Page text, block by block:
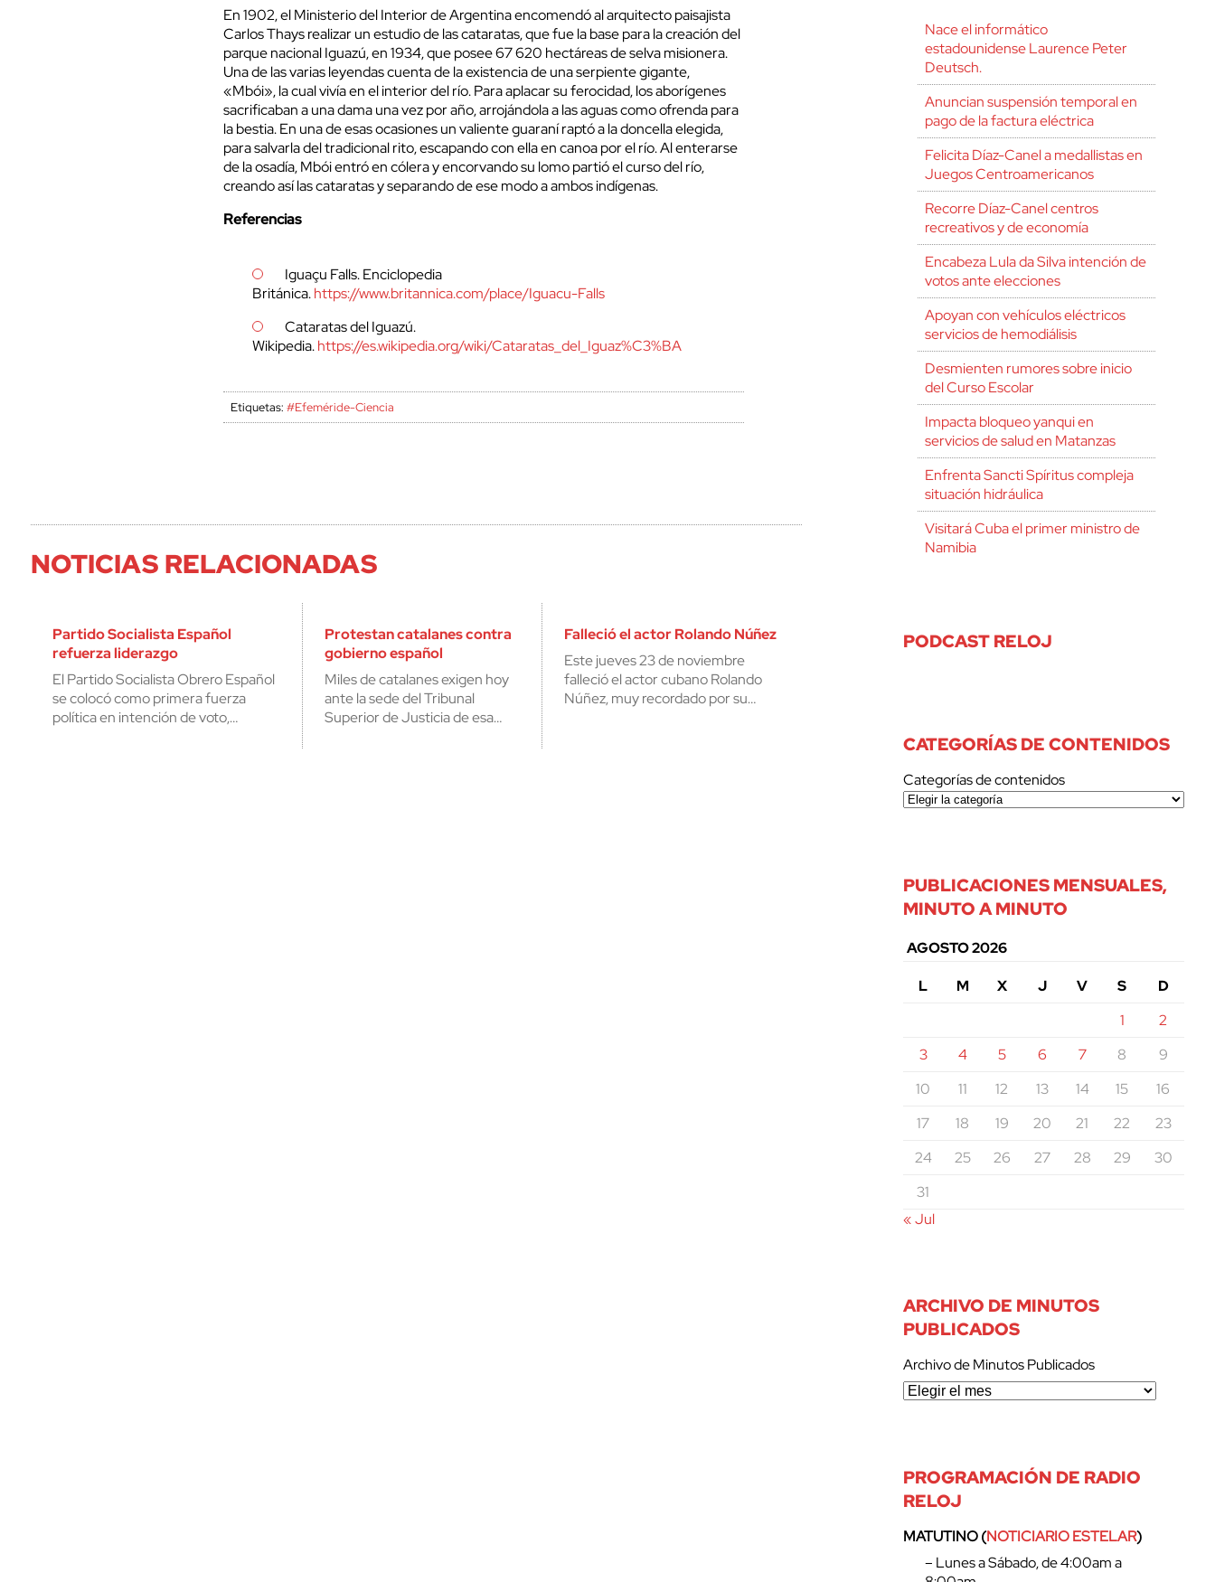
cerrar
En 1902, el Ministerio del Interior de Argentina encomendó al arquitecto paisajista
Carlos Thays realizar un estudio de las cataratas, que fue la base para la creación del
parque nacional Iguazú, en 1934, que posee 67 620 hectáreas de selva misionera.
Una de las varias leyendas cuenta de la existencia de una serpiente gigante,
«Mbói», la cual vivía en el interior del río. Para aplacar su ferocidad, los aborígenes
sacrificaban a una dama una vez por año, arrojándola a las aguas como ofrenda para
la bestia. En una de esas ocasiones un valiente guaraní raptó a la doncella elegida,
para salvarla del tradicional rito, escapando con ella en canoa por el río. Al enterarse
de la osadía, Mbói entró en cólera y encorvando su lomo partió el curso del río,
creando así las cataratas y separando de ese modo a ambos indígenas.
Referencias
Iguaçu Falls. Enciclopedia
Británica.https://www.britannica.com/place/Iguacu-Falls
Cataratas del Iguazú.
Wikipedia.https://es.wikipedia.org/wiki/Cataratas_del_Iguaz%C3%BA
Etiquetas:#Efeméride-Ciencia
NOTICIAS RELACIONADAS
Partido Socialista Español
refuerza liderazgo
El Partido Socialista Obrero Español
se colocó como primera fuerza
política en intención de voto,…
Protestan catalanes contra
gobierno español
Miles de catalanes exigen hoy
ante la sede del Tribunal
Superior de Justicia de esa…
Falleció el actor Rolando Núñez
Este jueves 23 de noviembre
falleció el actor cubano Rolando
Núñez, muy recordado por su…
Nace el informático
estadounidense Laurence Peter
Deutsch.
Anuncian suspensión temporal en
pago de la factura eléctrica
Felicita Díaz-Canel a medallistas en
Juegos Centroamericanos
Recorre Díaz-Canel centros
recreativos y de economía
Encabeza Lula da Silva intención de
votos ante elecciones
Apoyan con vehículos eléctricos
servicios de hemodiálisis
Desmienten rumores sobre inicio
del Curso Escolar
Impacta bloqueo yanqui en
servicios de salud en Matanzas
Enfrenta Sancti Spíritus compleja
situación hidráulica
Visitará Cuba el primer ministro de
Namibia
PODCAST RELOJ
CATEGORÍAS DE CONTENIDOS
Categorías de contenidos
PUBLICACIONES MENSUALES,
MINUTO A MINUTO
AGOSTO 2026
L
M X J V S
D
1
2
3
4 5 6 7 8
9
10
11 12 13 14 15
16
17
18 19 20 21 22
23
24
25 26 27 28 29
30
31
« Jul
ARCHIVO DE MINUTOS
PUBLICADOS
Archivo de Minutos Publicados
PROGRAMACIÓN DE RADIO
RELOJ
MATUTINO (NOTICIARIO ESTELAR)
– Lunes a Sábado, de 4:00am a